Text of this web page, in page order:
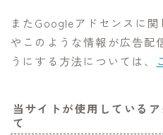
またGoogleアドセンスに
やこのような情報が広告配
うにする方法については、
当サイトが使用している
て